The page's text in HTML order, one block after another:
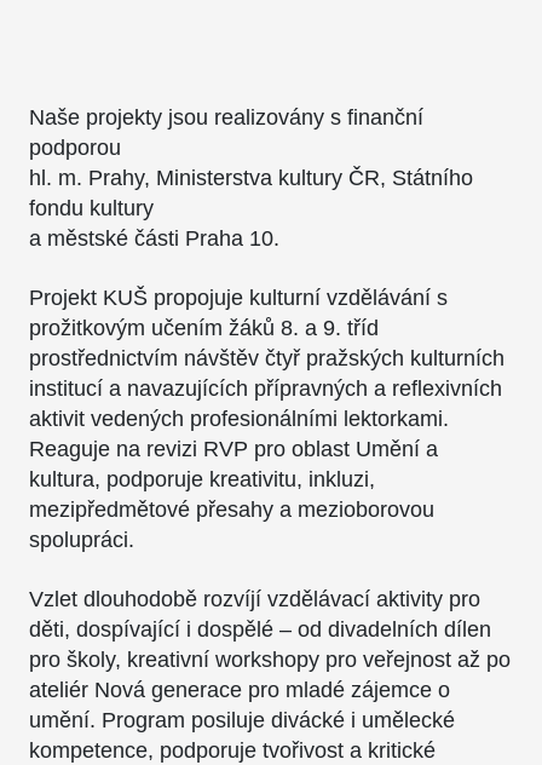
Naše projekty jsou realizovány s finanční
podporou
hl. m. Prahy, Ministerstva kultury ČR, Státního
fondu kultury
a městské části Praha 10.
Projekt KUŠ propojuje kulturní vzdělávání s
prožitkovým učením žáků 8. a 9. tříd
prostřednictvím návštěv čtyř pražských kulturních
institucí a navazujících přípravných a reflexivních
aktivit vedených profesionálními lektorkami.
Reaguje na revizi RVP pro oblast Umění a
kultura, podporuje kreativitu, inkluzi,
mezipředmětové přesahy a mezioborovou
spolupráci.
Vzlet dlouhodobě rozvíjí vzdělávací aktivity pro
děti, dospívající i dospělé – od divadelních dílen
pro školy, kreativní workshopy pro veřejnost až po
ateliér Nová generace pro mladé zájemce o
umění. Program posiluje divácké i umělecké
kompetence, podporuje tvořivost a kritické